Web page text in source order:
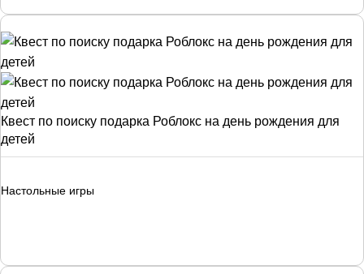
Квест по поиску подарка Роблокс на день рождения для
детей
Настольные игры